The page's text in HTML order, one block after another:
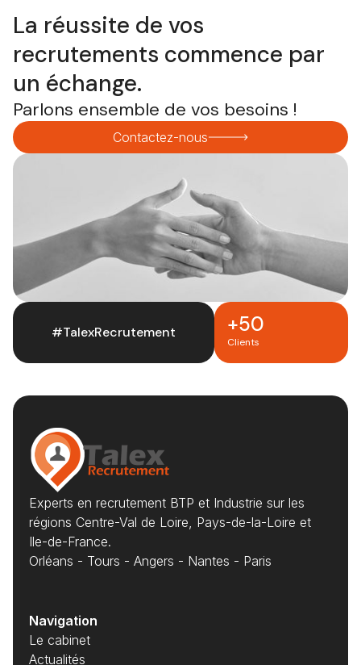
La réussite de vos
recrutements commence par
un échange.
Parlons ensemble de vos besoins !
Contactez-nous
#TalexRecrutement +50
Clients
Experts en recrutement BTP et Industrie sur les
régions Centre-Val de Loire, Pays-de-la-Loire et
Ile-de-France.
Orléans - Tours - Angers - Nantes - Paris
Navigation
Le cabinet
Actualités